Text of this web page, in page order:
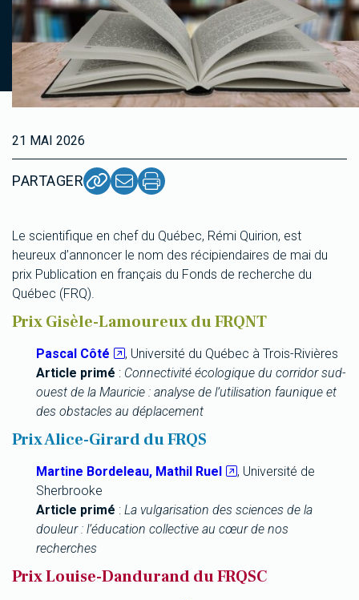
21 MAI 2026
PARTAGER
Le scientifique en chef du Québec, Rémi Quirion, est
heureux d’annoncer le nom des récipiendaires de mai du
prix Publication en français du Fonds de recherche du
Québec (FRQ).
Prix Gisèle-Lamoureux du FRQNT
Pascal Côté
, Université du Québec à Trois-Rivières
Article primé : Connectivité écologique du corridor sud-
ouest de la Mauricie : analyse de l’utilisation faunique et
des obstacles au déplacement
Prix Alice-Girard du FRQS
Martine Bordeleau, Mathil Ruel
, Université de
Sherbrooke
Article primé : La vulgarisation des sciences de la
douleur : l’éducation collective au cœur de nos
recherches
Prix Louise-Dandurand du FRQSC